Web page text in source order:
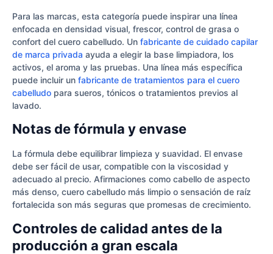
Para las marcas, esta categoría puede inspirar una línea
enfocada en densidad visual, frescor, control de grasa o
confort del cuero cabelludo. Un fabricante de cuidado capilar
de marca privada ayuda a elegir la base limpiadora, los
activos, el aroma y las pruebas. Una línea más específica
puede incluir un fabricante de tratamientos para el cuero
cabelludo para sueros, tónicos o tratamientos previos al
lavado.
Notas de fórmula y envase
La fórmula debe equilibrar limpieza y suavidad. El envase
debe ser fácil de usar, compatible con la viscosidad y
adecuado al precio. Afirmaciones como cabello de aspecto
más denso, cuero cabelludo más limpio o sensación de raíz
fortalecida son más seguras que promesas de crecimiento.
Controles de calidad antes de la
producción a gran escala